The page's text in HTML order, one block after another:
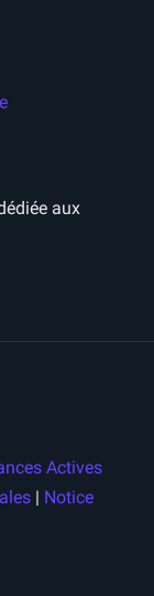
aux
Actives
| Notice